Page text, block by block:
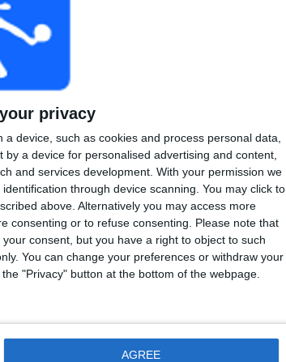
privacy
device, such as cookies and process personal data,
a device for personalised advertising and content,
and services development. With your permission we
through device scanning. You may click to
above. Alternatively you may access more
consenting or to refuse consenting.
Please note that
consent, but you have a right to object to such
You can change your preferences or withdraw your
"Privacy" button at the bottom of the webpage.
AGREE
der Spiele im Free-TV
(23,86%)
(23,86%)
(22,73%)
Anzahl der Auswärtsspiele